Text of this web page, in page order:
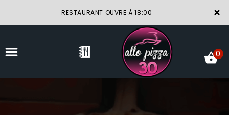
×
RESTAURANT OUVRE À 18:00
0